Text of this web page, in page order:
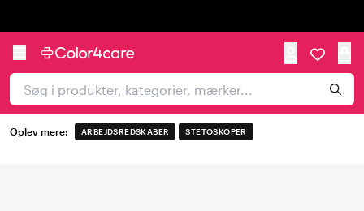
Oplev mere: ARBEJDSREDSKABER STETOSKOPER